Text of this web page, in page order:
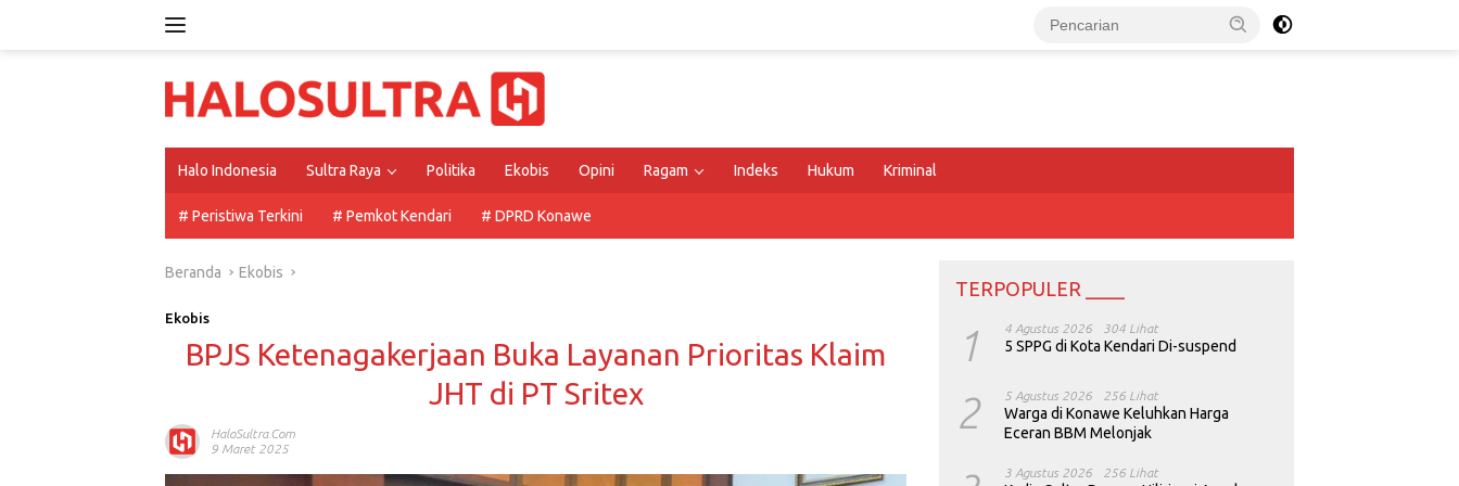
Halo Indonesia Sultra Raya Politika Ekobis Opini Ragam Indeks Hukum Kriminal
# Peristiwa Terkini # Pemkot Kendari # DPRD Konawe
Beranda Ekobis
Ekobis
BPJS Ketenagakerjaan Buka Layanan Prioritas Klaim
JHT di PT Sritex
HaloSultra.com
9 Maret 2025
TERPOPULER ____
1 4 Agustus 2026 304 Lihat
5 SPPG di Kota Kendari Di-suspend
2 5 Agustus 2026 256 Lihat
Warga di Konawe Keluhkan Harga
Eceran BBM Melonjak
3 Agustus 2026 256 Lihat